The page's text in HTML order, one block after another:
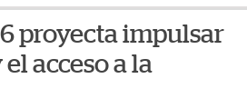
proyecta impulsar
acceso a la